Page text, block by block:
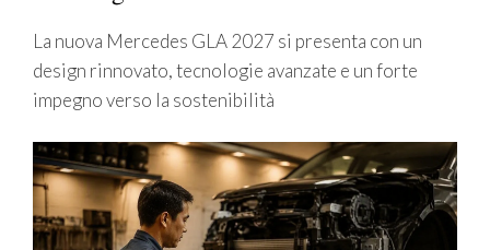
La nuova Mercedes GLA 2027 si presenta con un
design rinnovato, tecnologie avanzate e un forte
impegno verso la sostenibilità